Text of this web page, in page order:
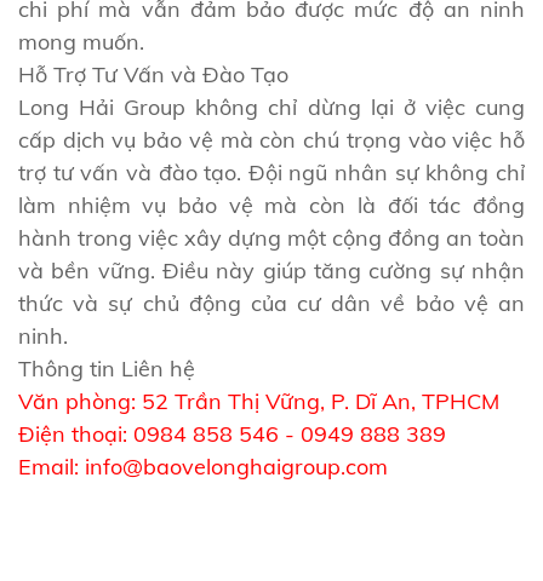
chi phí mà vẫn đảm bảo được mức độ an ninh
mong muốn.
Hỗ Trợ Tư Vấn và Đào Tạo
Long Hải Group không chỉ dừng lại ở việc cung
cấp dịch vụ bảo vệ mà còn chú trọng vào việc hỗ
trợ tư vấn và đào tạo. Đội ngũ nhân sự không chỉ
làm nhiệm vụ bảo vệ mà còn là đối tác đồng
hành trong việc xây dựng một cộng đồng an toàn
và bền vững. Điều này giúp tăng cường sự nhận
thức và sự chủ động của cư dân về bảo vệ an
ninh.
Thông tin Liên hệ
Văn phòng: 52 Trần Thị Vững, P. Dĩ An, TPHCM
Điện thoại: 0984 858 546 - 0949 888 389
Email: info@baovelonghaigroup.com